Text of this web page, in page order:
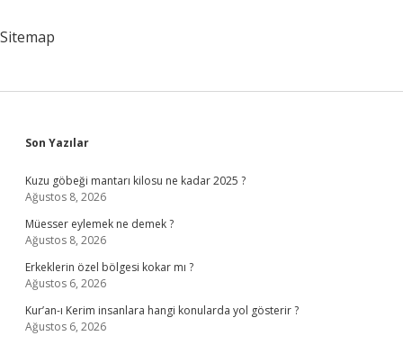
Sitemap
Sidebar
Son Yazılar
Kuzu göbeği mantarı kilosu ne kadar 2025 ?
Ağustos 8, 2026
Müesser eylemek ne demek ?
Ağustos 8, 2026
Erkeklerin özel bölgesi kokar mı ?
Ağustos 6, 2026
Kur’an-ı Kerim insanlara hangi konularda yol gösterir ?
Ağustos 6, 2026